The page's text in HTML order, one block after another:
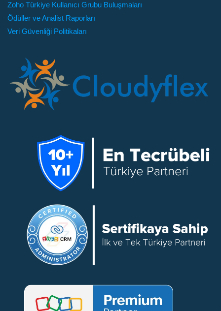
Zoho Türkiye Kullanıcı Grubu Buluşmaları
Ödüller ve Analist Raporları
Veri Güvenliği Politikaları